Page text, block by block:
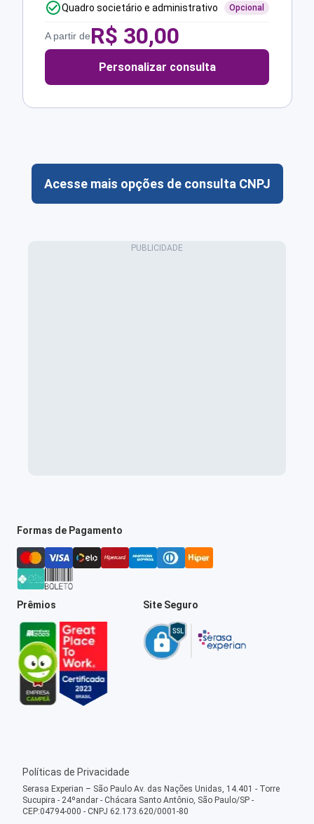
Quadro societário e administrativo Opcional
A partir deR$ 30,00
Personalizar consulta
Acesse mais opções de consulta CNPJ
Formas de Pagamento
Prêmios Site Seguro
Políticas de Privacidade
Serasa Experian – São Paulo Av. das Nações Unidas, 14.401 - Torre
Sucupira - 24ºandar - Chácara Santo Antônio, São Paulo/SP -
CEP:04794-000 - CNPJ 62.173.620/0001-80